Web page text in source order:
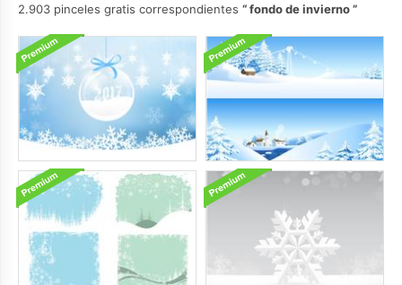
2.903 pinceles gratis correspondientes
fondo de invierno